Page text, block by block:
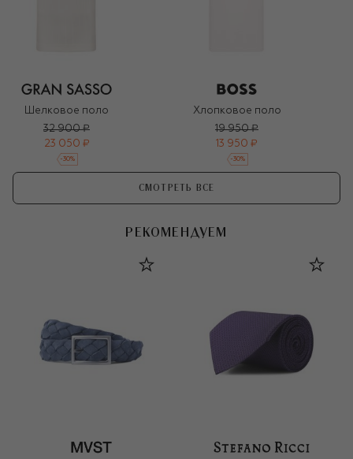
Шелковое поло
32 900 ₽
23 050 ₽
-30%
Хлопковое поло
19 950 ₽
13 950 ₽
-30%
СМОТРЕТЬ ВСЕ
РЕКОМЕНДУЕМ